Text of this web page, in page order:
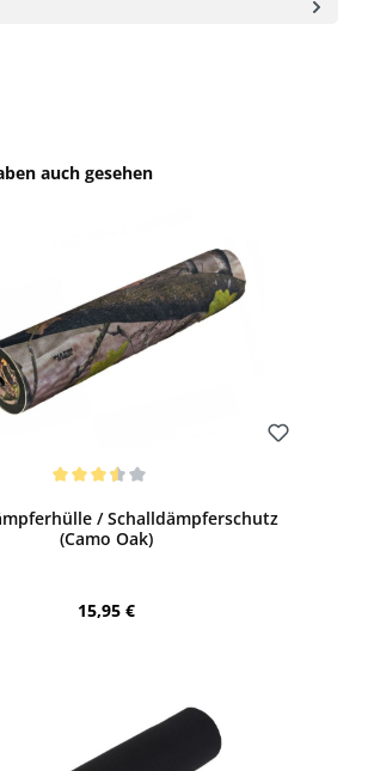
überspringen
auch gesehen
/ Schalldämpferschutz
(Camo Oak)
Regulärer Preis:
15,95 €